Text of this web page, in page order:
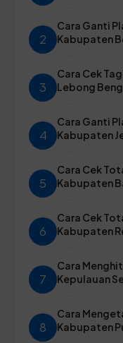
2
Cara Ganti
Kabupaten
3
Cara Cek
Lebong
4
Cara Ganti
Kabupaten
5
Cara Cek
Kabupaten
6
Cara Cek
Kabupaten
7
Cara
Kepulauan
8
Cara
Kabupaten